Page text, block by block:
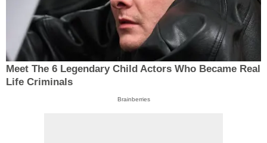
Meet The 6 Legendary Child Actors Who Became Real
Life Criminals
Brainberries